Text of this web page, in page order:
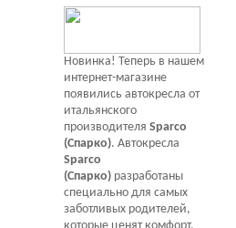
Новинка! Теперь в нашем
интернет-магазине
появились автокресла от
итальянского
производителя Sparco
(Спарко). Автокресла
Sparco
(Спарко) разработаны
специально для самых
заботливых родителей,